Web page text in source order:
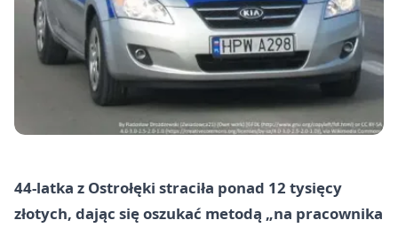
44-latka z Ostrołęki straciła ponad 12 tysięcy
złotych, dając się oszukać metodą „na pracownika